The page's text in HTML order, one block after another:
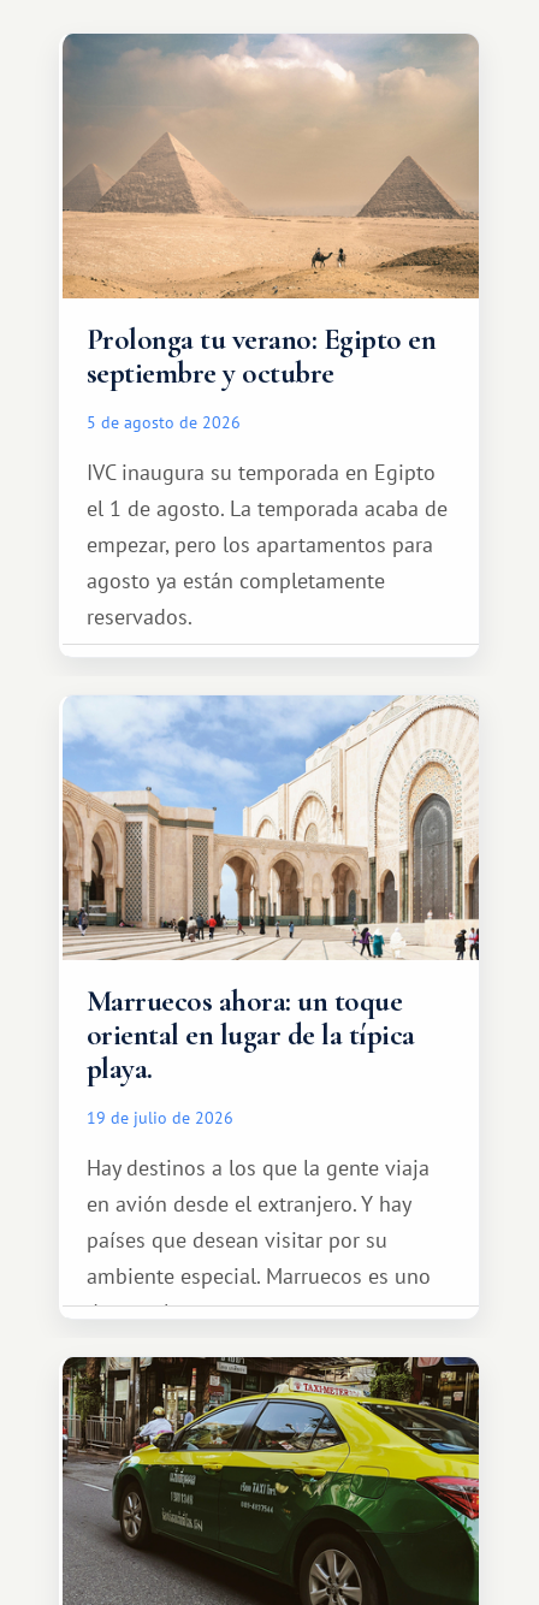
Prolonga tu verano: Egipto en
septiembre y octubre
5 de agosto de 2026
IVC inaugura su temporada en Egipto
el 1 de agosto. La temporada acaba de
empezar, pero los apartamentos para
agosto ya están completamente
reservados.
Marruecos ahora: un toque
oriental en lugar de la típica
playa.
19 de julio de 2026
Hay destinos a los que la gente viaja
en avión desde el extranjero. Y hay
países que desean visitar por su
ambiente especial. Marruecos es uno
de esos lugares.